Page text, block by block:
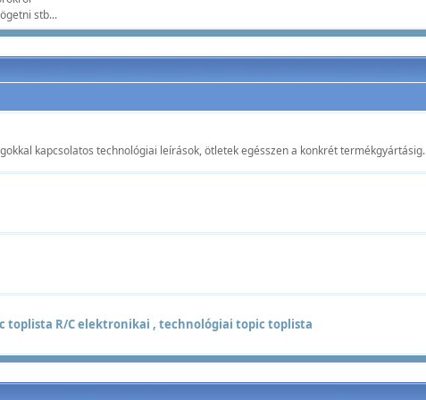
stb...
kapcsolatos technológiai leírások, ötletek egésszen a konkrét termékgyártásig.
R/C elektronikai , technológiai topic toplista